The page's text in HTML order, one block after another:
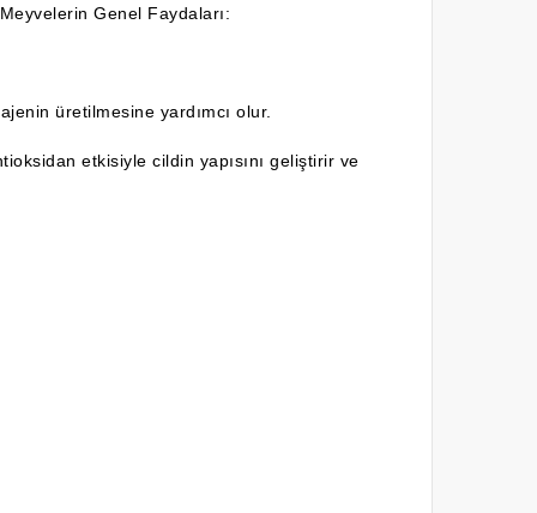
Genel Faydaları:
üretilmesine yardımcı olur.
etkisiyle cildin yapısını geliştirir ve